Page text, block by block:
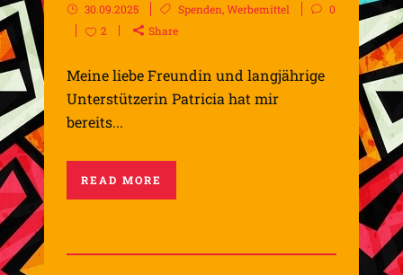
30.09.2025 Spenden,Werbemittel
0
2
Share
Meine liebe Freundin und langjährige
Unterstützerin Patricia hat mir
bereits...
READ MORE